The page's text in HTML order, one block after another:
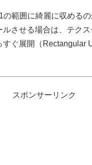
の範囲に綺麗に収める
ルさせる場合は、テク
すぐ展開（Rectangular
スポンサーリンク